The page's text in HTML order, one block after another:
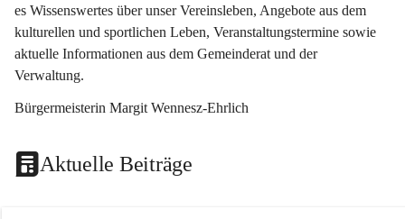
es Wissenswertes über unser Vereinsleben, Angebote aus dem
kulturellen und sportlichen Leben, Veranstaltungstermine sowie
aktuelle Informationen aus dem Gemeinderat und der
Verwaltung.
Bürgermeisterin Margit Wennesz-Ehrlich
Aktuelle Beiträge